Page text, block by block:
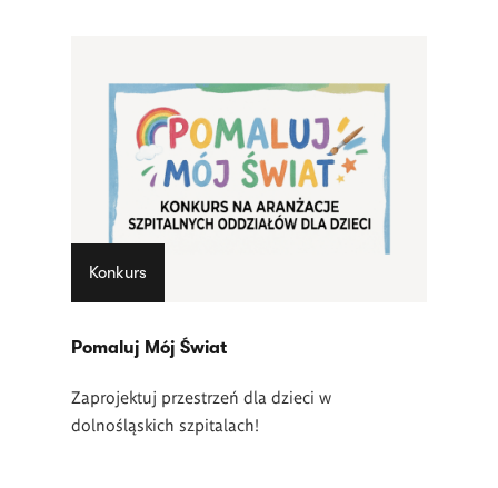
Konkurs
Pomaluj Mój Świat
Zaprojektuj przestrzeń dla dzieci w
dolnośląskich szpitalach!